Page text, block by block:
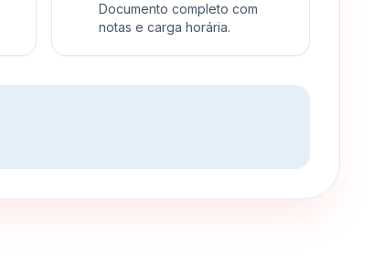
Documento completo com
notas e carga horária.